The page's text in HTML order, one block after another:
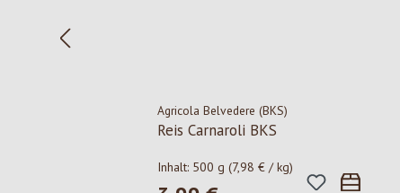
Agricola Belvedere (BKS)
Reis Carnaroli BKS
Inhalt: 500 g(7,98 € / kg)